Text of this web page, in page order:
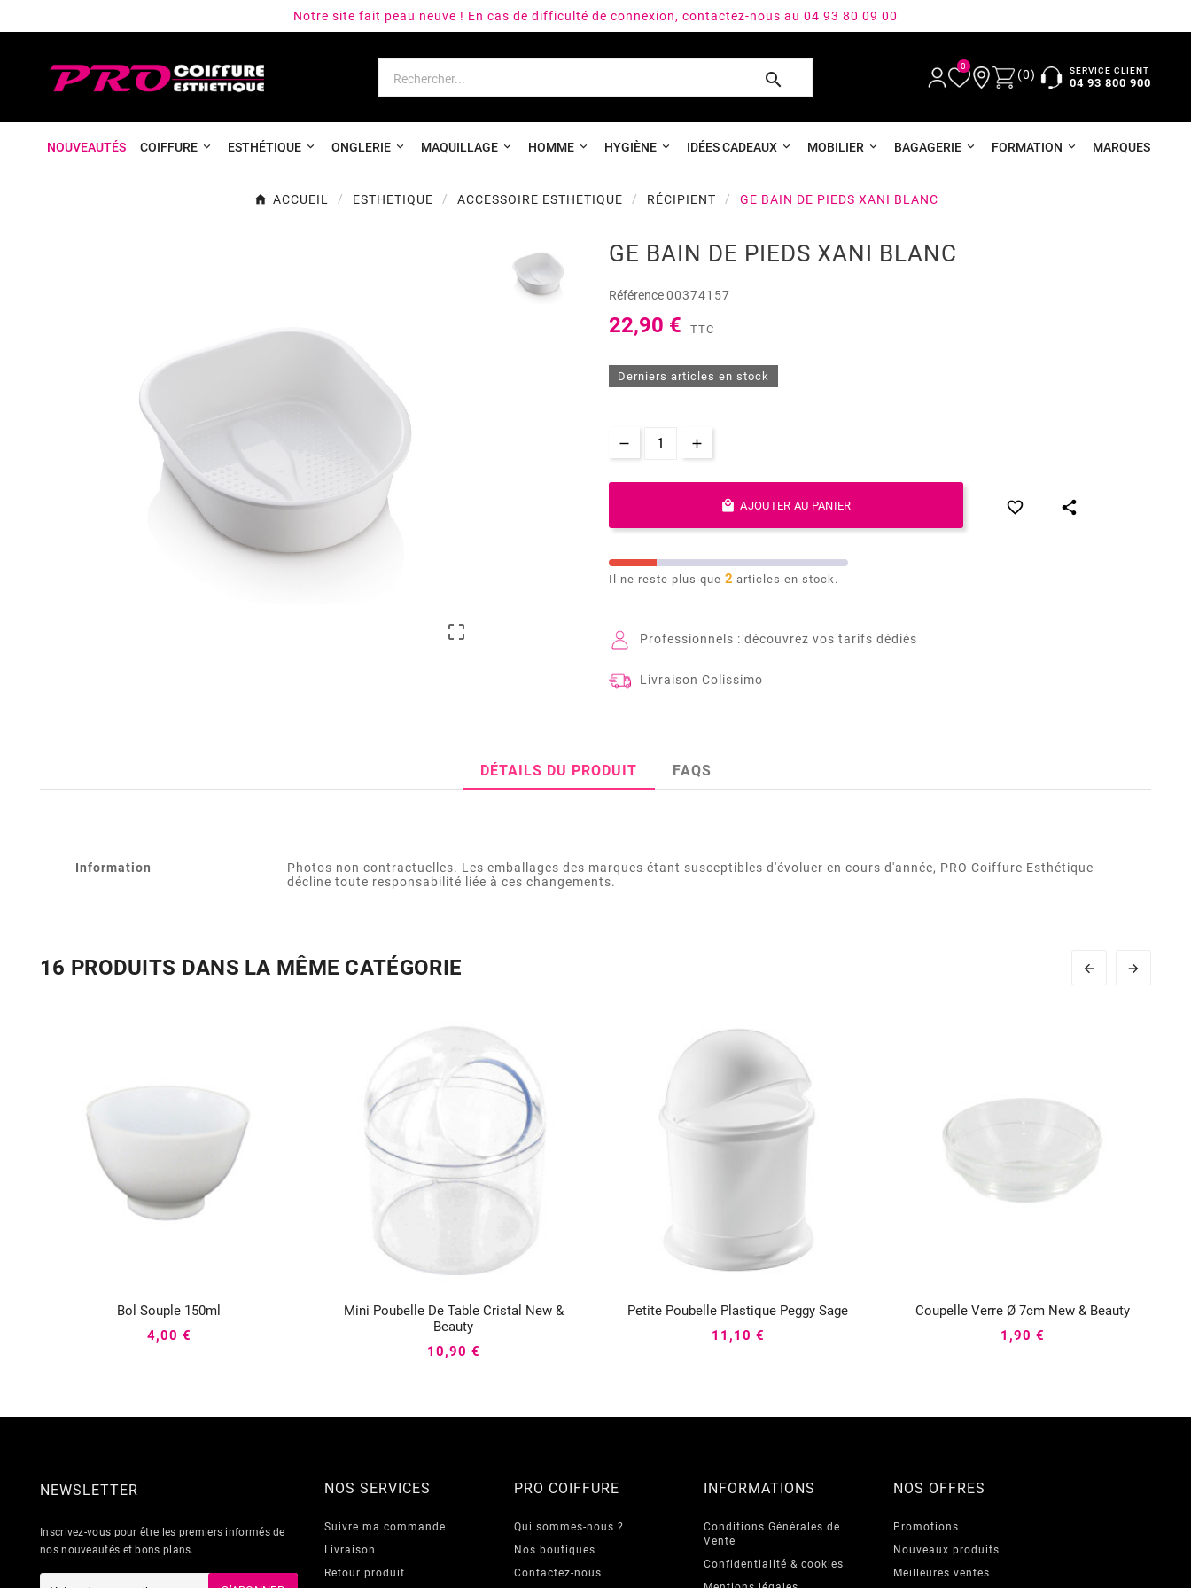
Notre site fait peau neuve ! En cas de difficulté de connexion, contactez-nous au 04 93 80 09 00

0
(0) SERVICE CLIENT
04 93 800 900
NOUVEAUTÉS COIFFURE ESTHÉTIQUE ONGLERIE MAQUILLAGE HOMME HYGIÈNE IDÉES CADEAUX MOBILIER BAGAGERIE FORMATION MARQUES
ACCUEIL ESTHETIQUE ACCESSOIRE ESTHETIQUE RÉCIPIENT GE BAIN DE PIEDS XANI BLANC

GE BAIN DE PIEDS XANI BLANC
Référence00374157
22,90 € TTC
Derniers articles en stock
 AJOUTER AU PANIER  
Il ne reste plus que 2 articles en stock.
Professionnels : découvrez vos tarifs dédiés
Livraison Colissimo
DÉTAILS DU PRODUIT FAQS
Information
Photos non contractuelles. Les emballages des marques étant susceptibles d'évoluer en cours d'année, PRO Coiffure Esthétique
décline toute responsabilité liée à ces changements.
16 PRODUITS DANS LA MÊME CATÉGORIE  
Bol Souple 150ml

4,00 €
Mini Poubelle De Table Cristal New &
Beauty

10,90 €
Petite Poubelle Plastique Peggy Sage
11,10 €
Coupelle Verre Ø 7cm New & Beauty
1,90 €
NEWSLETTER
Inscrivez-vous pour être les premiers informés de
nos nouveautés et bons plans.
NOS SERVICES
Suivre ma commande
Livraison
Retour produit
PRO COIFFURE
Qui sommes-nous ?
Nos boutiques
Contactez-nous
INFORMATIONS
Conditions Générales de
Vente
Confidentialité & cookies
NOS OFFRES
Promotions
Nouveaux produits
Meilleures ventes